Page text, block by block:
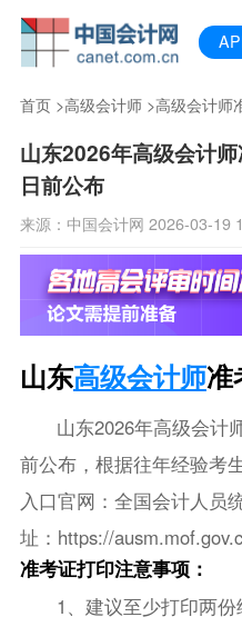
首页>高级会计师>高级会计师
山东2026年高级会计
日前公布
来源：中国会计网 2026-03-19
山东高级会计师准
山东2026年高级会计
前公布，根据往年经验考
入口官网：全国会计人员
址：https://
准考证打印注意事项：
1、建议至少打印两